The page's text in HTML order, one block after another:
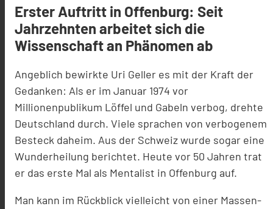
Erster Auftritt in Offenburg: Seit
Jahrzehnten arbeitet sich die
Wissenschaft an Phänomen ab
Angeblich bewirkte Uri Geller es mit der Kraft der
Gedanken: Als er im Januar 1974 vor
Millionenpublikum Löffel und Gabeln verbog, drehte
Deutschland durch. Viele sprachen von verbogenem
Besteck daheim. Aus der Schweiz wurde sogar eine
Wunderheilung berichtet. Heute vor 50 Jahren trat
er das erste Mal als Mentalist in Offenburg auf.
Man kann im Rückblick vielleicht von einer Massen-